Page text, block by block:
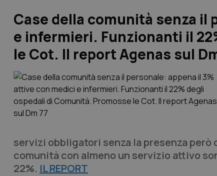
Case della comunità senza il
e infermieri. Funzionanti il
le Cot. Il report Agenas sul
servizi obbligatori senza la presenza
comunità con almeno un servizio attivo
22%. IL REPORT